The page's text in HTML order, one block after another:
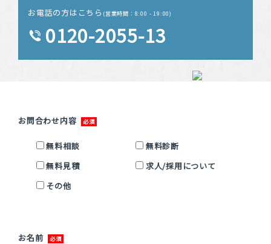
お電話の方はこちら (営業時間：8:00 - 19:00)
0120-2055-13
お問合わせ内容
無料相談
無料診断
無料見積
求人/採用について
その他
お名前